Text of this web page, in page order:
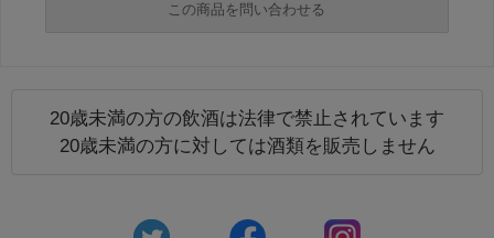
この商品を問い合わせる
必須
20歳未満の方の飲酒は法律で禁止されています
20歳未満の方に対しては酒類を販売しません